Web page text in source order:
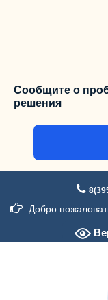
Сообщите о
решения
содержимому
Добро